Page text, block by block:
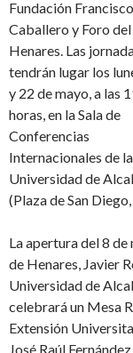
Fundación
Caballero y Foro del
Henares. Las
tendrán lugar los
y 22 de mayo, a las
horas, en la Sala de
Conferencias
Internacionales de la
Universidad de
(Plaza de San
La apertura del 8
de Henares, Javier
Universidad de
celebrará un Mesa
Extensión
José Raúl